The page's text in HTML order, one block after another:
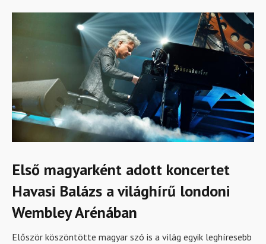
Első magyarként adott koncertet
Havasi Balázs a világhírű londoni
Wembley Arénában
Először köszöntötte magyar szó is a világ egyik leghíresebb